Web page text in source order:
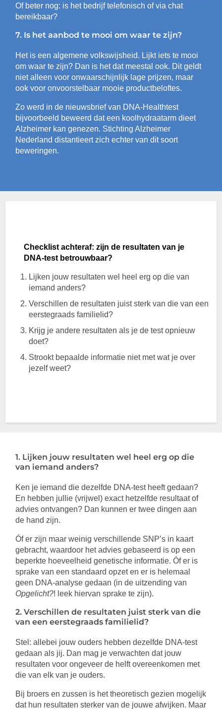
Of beter nog: is het bedrijf telefonisch of via chat
bereikbaar?
7. Is het aanbod te mooi om waar te zijn?
Het is een algemene volkswijsheid. Lijkt iets te mooi
om waar te zijn? Dan is het dat meestal ook. Dit geldt
niet alleen voor onwaarschijnlijk lage prijzen, maar
ook voor onvoorstelbaar mooie productbeloftes.
Zo werd in de nieuwsbrief van DNA-Healthtest
bijvoorbeeld beweerd dat een koolhydraatarm dieet
Alzheimer kan genezen. Stichting Alzheimer
Nederland distantieert zich echter van dit soort
beweringen.
Checklist achteraf: zijn de resultaten van je
DNA-test betrouwbaar?
Lijken jouw resultaten wel heel erg op die van
iemand anders?
Verschillen de resultaten juist sterk van die van een
eerstegraads familielid?
Krijg je andere resultaten als je de test opnieuw
doet?
Strookt bepaalde informatie niet met wat je over
jezelf weet?
1. Lijken jouw resultaten wel heel erg op die
van iemand anders?
Ken je iemand die dezelfde DNA-test heeft gedaan?
En hebben jullie (vrijwel) exact hetzelfde resultaat of
advies ontvangen? Dan kunnen er twee dingen aan
de hand zijn.
Óf er zijn maar weinig verschillende SNP’s in kaart
gebracht, waardoor het advies gebaseerd is op een
beperkte hoeveelheid genetische informatie. Óf er is
sprake van een standaard opzet en er is helemaal
geen DNA-analyse gedaan (in de uitzending van
Opgelicht?! leek hiervan sprake te zijn).
2. Verschillen de resultaten juist sterk van die
van een eerstegraads familielid?
Stel: allebei jouw ouders hebben dezelfde DNA-test
gedaan als jij. Dan mag je verwachten dat jouw
resultaten voor ongeveer de helft overeenkomen met
die van elk van je ouders.
Bij broers en zussen is het theoretisch gezien mogelijk
dat hun resultaten sterker van de jouwe afwijken. Maar